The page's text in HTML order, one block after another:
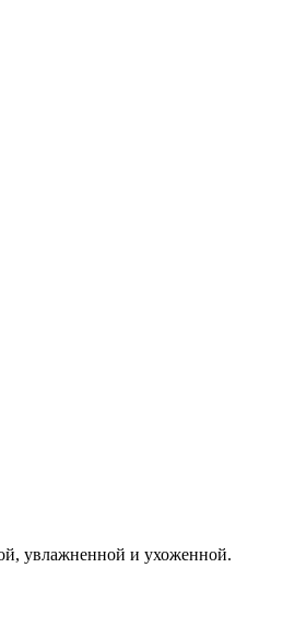
увлажненной и ухоженной.